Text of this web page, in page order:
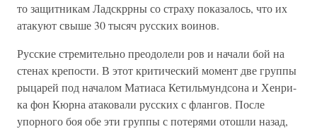
то защитникам Ладскррны со страху показалось, что их
атакуют свыше 30 тысяч русских воинов.
Русские стремительно преодолели ров и начали бой на
стенах крепости. В этот критический момент две группы
рыцарей под началом Матиаса Кетильмундсона и Хенри-
ка фон Кюрна атаковали русских с флангов. После
упорного боя обе эти группы с потерями отошли назад,